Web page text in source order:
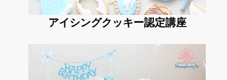
アイシングクッキー認定講座